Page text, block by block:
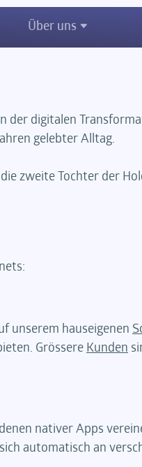
Über uns
der digitalen
gelebter Alltag.
zweite Tochter der
unserem hauseigenen
Grössere Kunden
nativer Apps
automatisch an